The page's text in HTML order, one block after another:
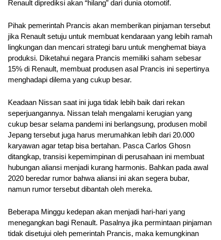
Renault diprediksi akan “hilang” dari dunia otomotif.
Pihak pemerintah Prancis akan memberikan pinjaman tersebut
jika Renault setuju untuk membuat kendaraan yang lebih ramah
lingkungan dan mencari strategi baru untuk menghemat biaya
produksi. Diketahui negara Prancis memiliki saham sebesar
15% di Renault, membuat produsen asal Prancis ini sepertinya
menghadapi dilema yang cukup besar.
Keadaan Nissan saat ini juga tidak lebih baik dari rekan
seperjuangannya. Nissan telah mengalami kerugian yang
cukup besar selama pandemi ini berlangsung, produsen mobil
Jepang tersebut juga harus merumahkan lebih dari 20.000
karyawan agar tetap bisa bertahan. Pasca Carlos Ghosn
ditangkap, transisi kepemimpinan di perusahaan ini membuat
hubungan aliansi menjadi kurang harmonis. Bahkan pada awal
2020 beredar rumor bahwa aliansi ini akan segera bubar,
namun rumor tersebut dibantah oleh mereka.
Beberapa Minggu kedepan akan menjadi hari-hari yang
menegangkan bagi Renault. Pasalnya jika permintaan pinjaman
tidak disetujui oleh pemerintah Prancis, maka kemungkinan